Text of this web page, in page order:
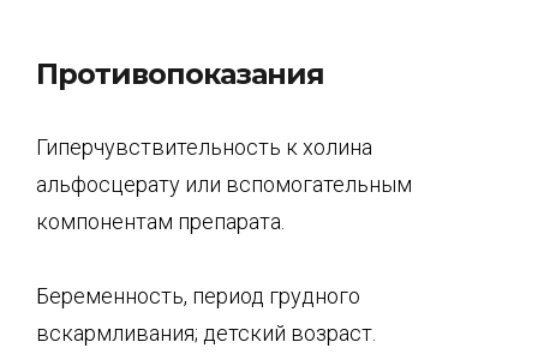
Противопоказания
Гиперчувствительность к холина
альфосцерату или вспомогательным
компонентам препарата.
Беременность, период грудного
вскармливания; детский возраст.